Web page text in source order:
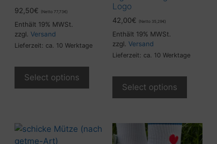
92,50€ (Netto 77,73€)
Enthält 19% MWSt.
zzgl. Versand
Lieferzeit: ca. 10 Werktage
Select options
Logo
42,00€ (Netto 35,29€)
Enthält 19% MWSt.
zzgl. Versand
Lieferzeit: ca. 10 Werktage
Select options